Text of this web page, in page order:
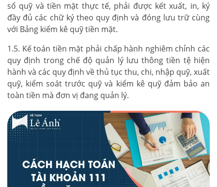
sổ quỹ và tiền mặt thực tế, phải được kết xuất, in, ký
đầy đủ các chữ ký theo quy định và đóng lưu trữ cùng
với Bảng kiểm kê quỹ tiền mặt.
1.5. Kế toán tiền mặt phải chấp hành nghiêm chỉnh các
quy định trong chế độ quản lý lưu thông tiền tệ hiện
hành và các quy định về thủ tục thu, chi, nhập quỹ, xuất
quỹ, kiểm soát trước quỹ và kiểm kê quỹ đảm bảo an
toàn tiền mà đơn vị đang quản lý.